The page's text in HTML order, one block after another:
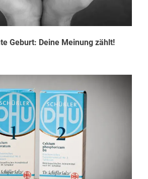
Geburt: Deine Meinung zählt!